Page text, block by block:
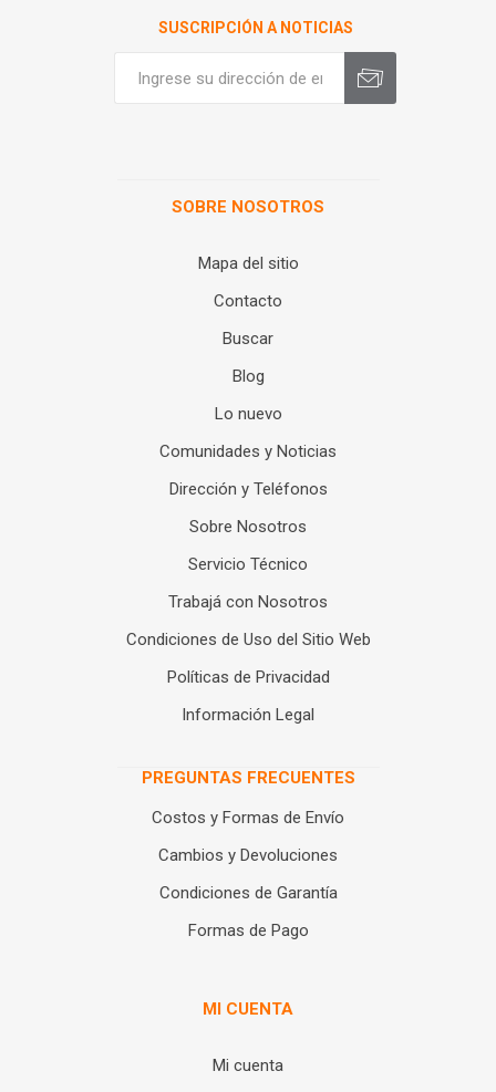
SUSCRIPCIÓN A NOTICIAS
SOBRE NOSOTROS
Mapa del sitio
Contacto
Buscar
Blog
Lo nuevo
Comunidades y Noticias
Dirección y Teléfonos
Sobre Nosotros
Servicio Técnico
Trabajá con Nosotros
Condiciones de Uso del Sitio Web
Políticas de Privacidad
Información Legal
PREGUNTAS FRECUENTES
Costos y Formas de Envío
Cambios y Devoluciones
Condiciones de Garantía
Formas de Pago
MI CUENTA
Mi cuenta